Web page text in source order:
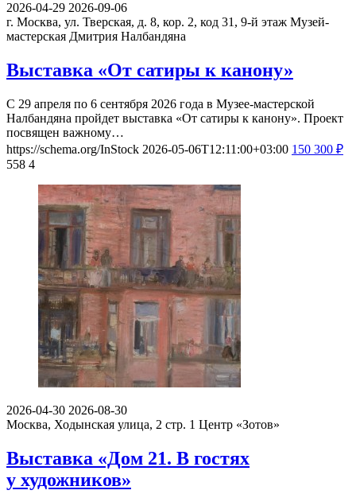
2026-04-29 2026-09-06
г. Москва, ул. Тверская, д. 8, кор. 2, код 31, 9-й этаж Музей-
мастерская Дмитрия Налбандяна
Выставка «От сатиры к канону»
С 29 апреля по 6 сентября 2026 года в Музее-мастерской
Налбандяна пройдет выставка «От сатиры к канону». Проект
посвящен важному…
https://schema.org/InStock 2026-05-06T12:11:00+03:00 150 300 ₽
558 4
2026-04-30 2026-08-30
Москва, Ходынская улица, 2 стр. 1 Центр «Зотов»
Выставка «Дом 21. В гостях
у художников»